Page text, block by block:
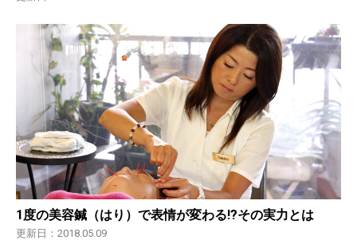
1度の美容鍼（はり）で表情が変わる!?その実力とは
更新日：2018.05.09